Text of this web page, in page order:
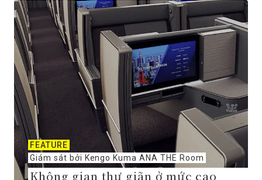
FEATURE
Giám sát bởi Kengo Kuma ANA THE Room
Không gian thư giãn ở mức cao